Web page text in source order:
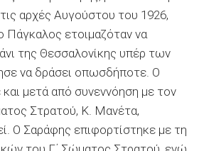
αρχές Αυγούστου του 1926,
Πάγκαλος ετοιμαζόταν να
της Θεσσαλονίκης υπέρ των
να δράσει οπωσδήποτε. Ο
μετά από συνεννόηση με τον
Στρατού, Κ. Μανέτα,
Ο Σαράφης επιφορτίστηκε με τη